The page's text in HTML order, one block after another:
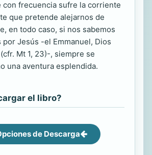
con frecuencia sufre la corriente
que pretende alejarnos de
en todo caso, si nos sabemos
por Jesús -el Emmanuel, Dios
Mt 1, 23)-, siempre se
una aventura esplendida.
el libro?
de Descarga